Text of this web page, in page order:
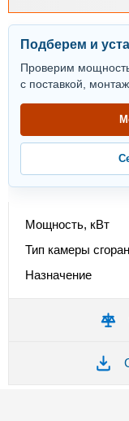
Подберем и
Проверим
с поставкой,
Мощность, кВт
Тип камеры
Назначение